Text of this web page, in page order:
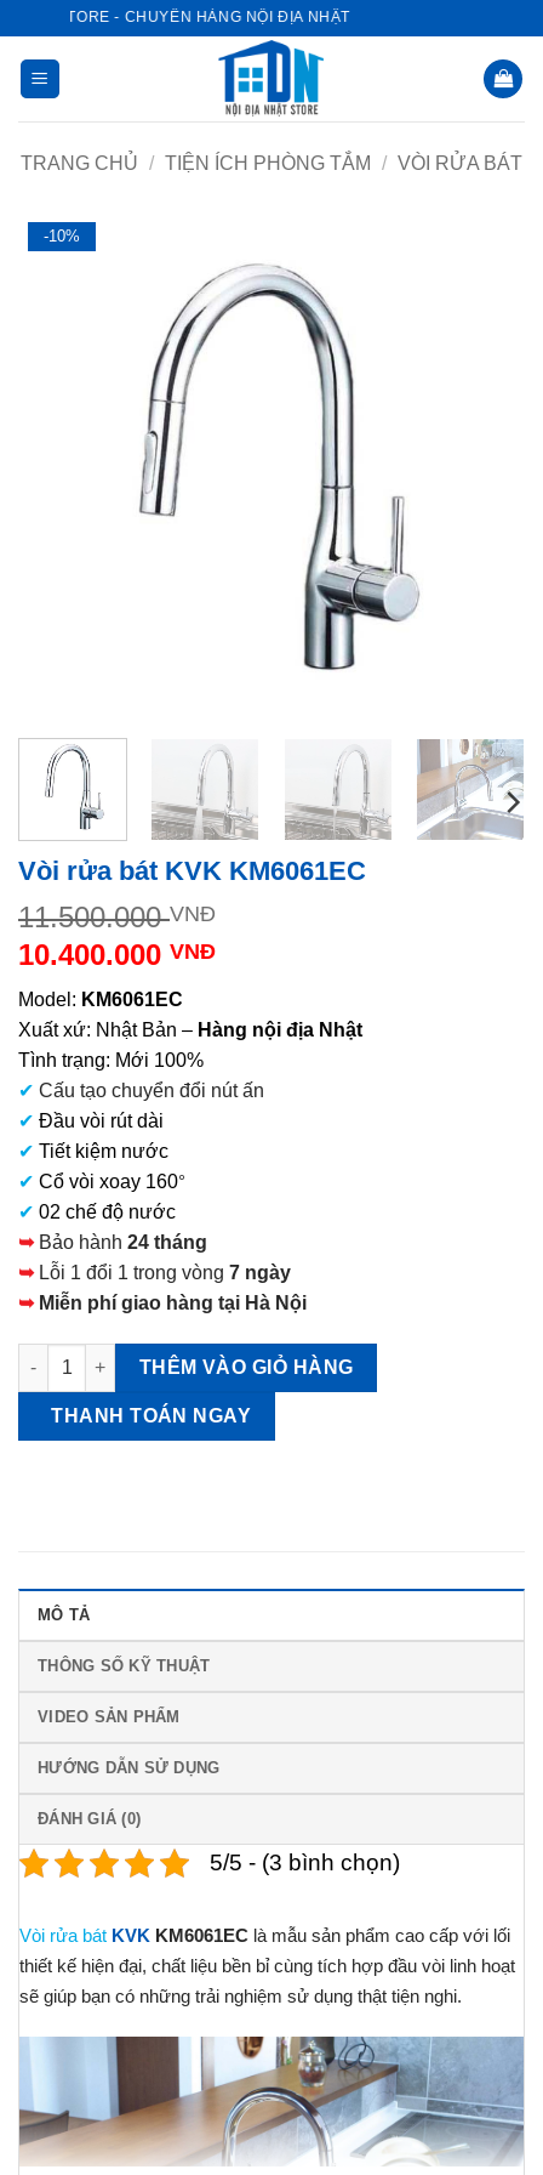
dung
STORE - CHUYÊN HÀNG NỘI ĐỊA NHẬT
TRANG CHỦ / TIỆN ÍCH PHÒNG TẮM / VÒI RỬA BÁT
-10%
Vòi rửa bát KVK KM6061EC
11.500.000VNĐ
10.400.000 VNĐ
hiện
tại
là:
10.400.000 VNĐ.
Model: KM6061EC
Xuất xứ: Nhật Bản – Hàng nội địa Nhật
Tình trạng: Mới 100%
✔ Cấu tạo chuyển đổi nút ấn
✔ Đầu vòi rút dài
✔ Tiết kiệm nước
✔ Cổ vòi xoay 160°
✔ 02 chế độ nước
➥Bảo hành 24 tháng
➥Lỗi 1 đổi 1 trong vòng 7 ngày
➥Miễn phí giao hàng tại Hà Nội
Vòi rửa bát KVK KM6061EC số lượng
THÊM VÀO GIỎ HÀNG
THANH TOÁN NGAY
MÔ TẢ
THÔNG SỐ KỸ THUẬT
VIDEO SẢN PHẨM
HƯỚNG DẪN SỬ DỤNG
ĐÁNH GIÁ (0)
5/5 - (3 bình chọn)
Vòi rửa bát KVK KM6061EC là mẫu sản phẩm cao cấp với lối
thiết kế hiện đại, chất liệu bền bỉ cùng tích hợp đầu vòi linh hoạt
sẽ giúp bạn có những trải nghiệm sử dụng thật tiện nghi.